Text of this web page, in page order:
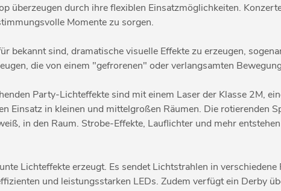
überzeugen durch ihre flexiblen Einsatzmöglichkeiten.
Momente zu sorgen.
bekannt sind, dramatische visuelle Effekte zu erzeugen,
die von einem "gefrorenen" oder verlangsamten
Party-Lichteffekte sind mit einem Laser der Klasse 2M,
Einsatz in kleinen und mittelgroßen Räumen. Die rotierenden
in den Raum. Strobe-Effekte, Lauflichter und mehr
Lichteffekte erzeugt. Es sendet Lichtstrahlen in
und leistungsstarken LEDs. Zudem verfügt ein Derby